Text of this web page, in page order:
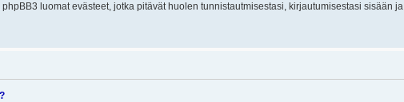
luomat evästeet, jotka pitävät huolen tunnistautmisestasi, kirjautumisestasi sisään